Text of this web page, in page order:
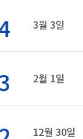
3월 3일
2월 1일
12월 30일